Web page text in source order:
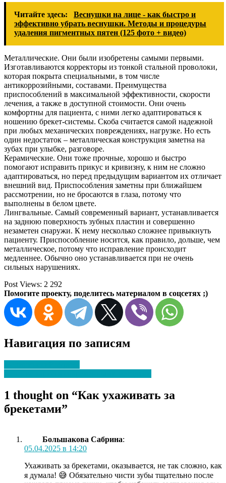
Читайте здесь:
Веснушки на лице - как быстро и
эффективно убрать веснушки. Методы и процедуры
удаления пигментных пятен (125 фото + видео)
Металлические. Они были изобретены самыми первыми.
Изготавливаются корректоры из тонкой стальной проволоки,
которая покрыта специальными, в том числе
антикоррозийными, составами. Преимущества
приспособлений в максимальной эффективности, скорости
лечения, а также в доступной стоимости. Они очень
комфортны для пациента, с ними легко адаптироваться к
ношению брекет-системы. Скоба считается самой надежной
при любых механических повреждениях, нагрузке. Но есть
один недостаток – металлическая конструкция заметна на
зубах при улыбке, разговоре.
Керамические. Они тоже прочные, хорошо и быстро
помогают исправить прикус и кривизну, к ним не сложно
адаптироваться, но перед предыдущим вариантом их отличает
внешний вид. Приспособления заметны при ближайшем
рассмотрении, но не бросаются в глаза, потому что
выполнены в белом цвете.
Лингвальные. Самый современный вариант, устанавливается
на заднюю поверхность зубных пластин и совершенно
незаметен снаружи. К нему несколько сложнее привыкнуть
пациенту. Приспособление носится, как правило, дольше, чем
металлическое, потому что исправление происходит
медленнее. Обычно оно устанавливается при не очень
сильных нарушениях.
Post Views: 2 292
Помогите проекту, поделитесь материалом в соцсетях ;)
Навигация по записям
1 thought on “Как ухаживать за
брекетами”
Большакова Сабрина:
05.04.2025 в 14:20
Ухаживать за брекетами, оказывается, не так сложно, как
я думала! 😅 Обязательно чисти зубы тщательно после